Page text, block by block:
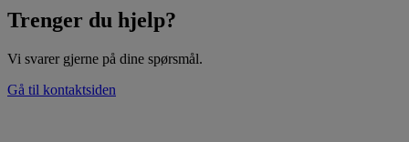
Trenger du hjelp?
Vi svarer gjerne på dine spørsmål.
Gå til kontaktsiden